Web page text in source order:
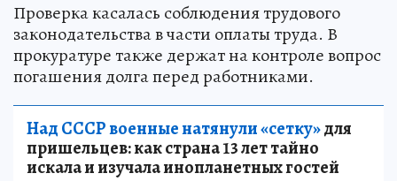
Проверка касалась соблюдения трудового
законодательства в части оплаты труда. В
прокуратуре также держат на контроле вопрос
погашения долга перед работниками.
Над СССР военные натянули «сетку»для
пришельцев: как страна 13 лет тайно
искала и изучала инопланетных гостей